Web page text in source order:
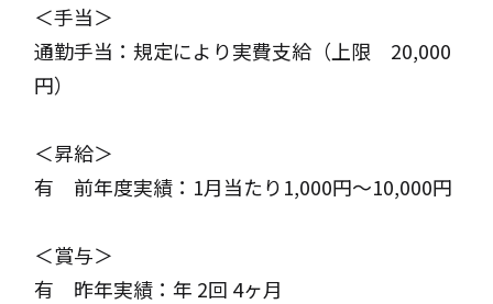
＜手当＞
通勤手当：規定により実費支給（上限 20,000
円）
＜昇給＞
有 前年度実績：1月当たり1,000円～10,000円
＜賞与＞
有 昨年実績：年 2回 4ヶ月